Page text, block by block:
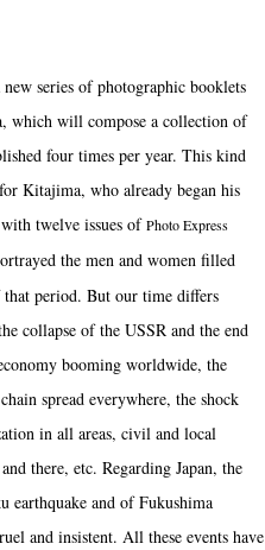
series of photographic booklets
which will compose a collection of
four times per year. This kind
Kitajima, who already began his
twelve issues ofPhoto Express
the men and women filled
period. But our time differs
collapse of the USSR and the end
booming worldwide, the
spread everywhere, the shock
in all areas, civil and local
there, etc. Regarding Japan, the
earthquake and of Fukushima
and insistent. All these events have